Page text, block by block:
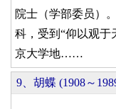
院士（学部委员）
科，受到“仰以观于
京大学地……
9、胡蝶 (1908～